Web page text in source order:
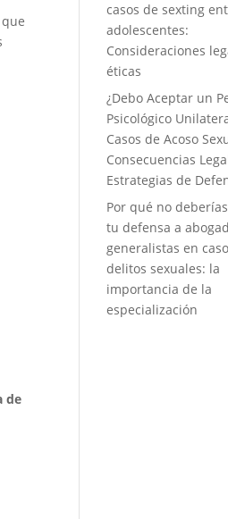
que
de
casos de sexting
adolescentes:
Consideraciones
éticas
¿Debo Aceptar un
Psicológico
Casos de Acoso
Consecuencias
Estrategias de
Por qué no
tu defensa a
generalistas en
delitos sexuales: la
importancia de la
especialización